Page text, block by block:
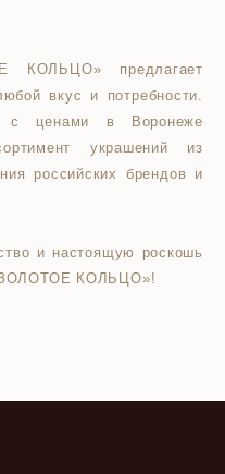
КОЛЬЦО» предлагает
вкус и потребности.
с ценами в Воронеже
украшений из
российских брендов и
и настоящую роскошь
КОЛЬЦО»!